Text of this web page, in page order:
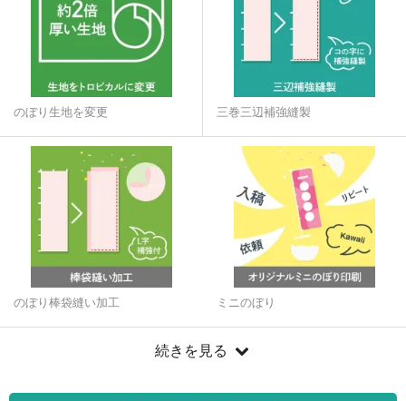
のぼり生地を変更 三巻三辺補強縫製
のぼり棒袋縫い加工 ミニのぼり
続きを見る